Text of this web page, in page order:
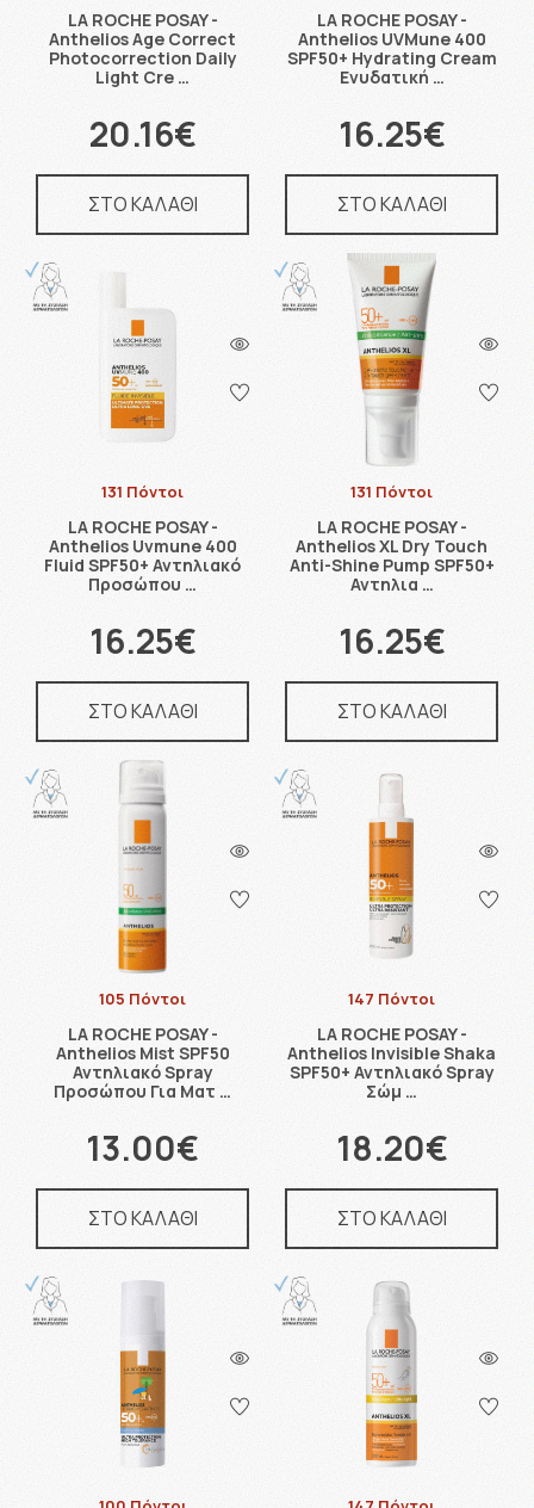
LA ROCHE POSAY -
Anthelios Age Correct
Photocorrection Daily
Light Cre …
20.16€
ΣΤΟ ΚΑΛΑΘΙ
LA ROCHE POSAY -
Anthelios UVMune 400
SPF50+ Hydrating Cream
Ενυδατική …
16.25€
ΣΤΟ ΚΑΛΑΘΙ
131 Πόντοι
LA ROCHE POSAY -
Anthelios Uvmune 400
Fluid SPF50+ Αντηλιακό
Προσώπου …
16.25€
ΣΤΟ ΚΑΛΑΘΙ
131 Πόντοι
LA ROCHE POSAY -
Anthelios XL Dry Touch
Anti-Shine Pump SPF50+
Αντηλια …
16.25€
ΣΤΟ ΚΑΛΑΘΙ
105 Πόντοι
LA ROCHE POSAY -
Anthelios Mist SPF50
Αντηλιακό Spray
Προσώπου Για Ματ …
13.00€
ΣΤΟ ΚΑΛΑΘΙ
147 Πόντοι
LA ROCHE POSAY -
Anthelios Invisible Shaka
SPF50+ Αντηλιακό Spray
Σώμ …
18.20€
ΣΤΟ ΚΑΛΑΘΙ